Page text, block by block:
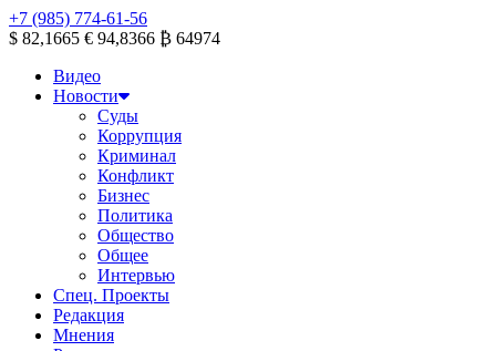
+7 (985) 774-61-56
$ 82,1665 € 94,8366 ₿ 64974
Видео
Новости
Суды
Коррупция
Криминал
Конфликт
Бизнес
Политика
Общество
Общее
Интервью
Спец. Проекты
Редакция
Мнения